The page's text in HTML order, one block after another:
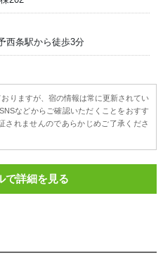
西条駅から徒歩3分
りますが、宿の情報は常に更新されてい
などからご確認いただくことをおすす
されませんのであらかじめご了承くださ
で詳細を見る